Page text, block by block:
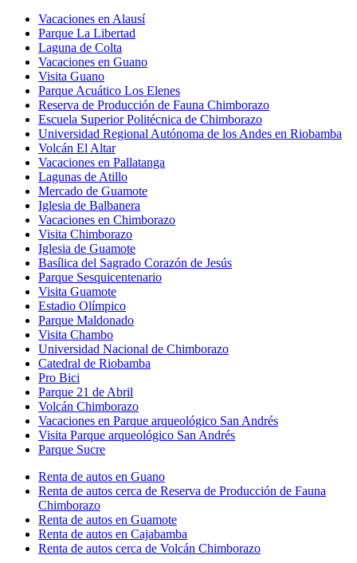
Vacaciones en Alausí
Parque La Libertad
Laguna de Colta
Vacaciones en Guano
Visita Guano
Parque Acuático Los Elenes
Reserva de Producción de Fauna Chimborazo
Escuela Superior Politécnica de Chimborazo
Universidad Regional Autónoma de los Andes en Riobamba
Volcán El Altar
Vacaciones en Pallatanga
Lagunas de Atillo
Mercado de Guamote
Iglesia de Balbanera
Vacaciones en Chimborazo
Visita Chimborazo
Iglesia de Guamote
Basílica del Sagrado Corazón de Jesús
Parque Sesquicentenario
Visita Guamote
Estadio Olímpico
Parque Maldonado
Visita Chambo
Universidad Nacional de Chimborazo
Catedral de Riobamba
Pro Bici
Parque 21 de Abril
Volcán Chimborazo
Vacaciones en Parque arqueológico San Andrés
Visita Parque arqueológico San Andrés
Parque Sucre
Renta de autos en Guano
Renta de autos cerca de Reserva de Producción de Fauna
Chimborazo
Renta de autos en Guamote
Renta de autos en Cajabamba
Renta de autos cerca de Volcán Chimborazo